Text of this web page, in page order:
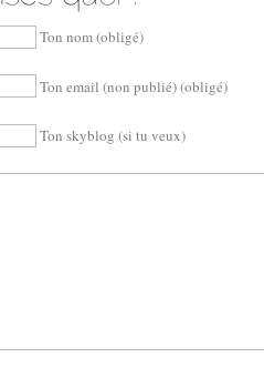
Ton nom (obligé)
Ton email (non publié) (obligé)
Ton skyblog (si tu veux)